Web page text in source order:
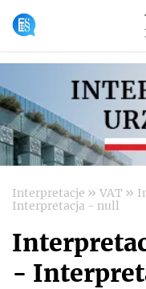
Interpretacje » VAT »
Interpretacja - null
-